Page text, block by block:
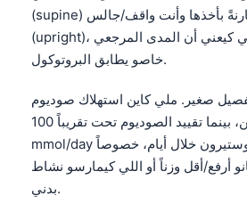
(supine) غالباً كينقص رينين مقارنةً بأخذها وأنت واقف/جالس
(upright)، وهاد الشي هو اللي كيعني أن المدى المرجعي
خاصو يطابق البروتوكول.
صغير. ملي كاين استهلاك صوديوم
بزاف بزاف كيكبح رينين، بينما تقييد الصوديوم تحت تقريباً 100
mmol/day كيرفع رينين والألدوستيرون خلال أيام، خصوصاً
أرفع/أقل وزناً أو اللي كيمارسو نشاط
بدني.